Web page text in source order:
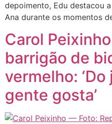
depoimento, Edu destacou
Ana durante os momentos
Carol
barrigão de
vermelho:
gente gosta’